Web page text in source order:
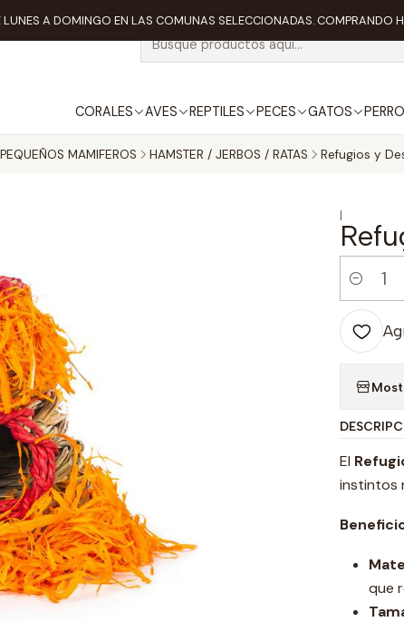
CORALES AVES REPTILES PECES GATOS
LUNES A DOMINGO EN LAS COMUNAS SELECCIONADAS. COMPRANDO
PEQUEÑOS MAMIFEROS HAMSTER / JERBOS / RATAS Refugios y
|
Cantidad
El
instintos
que